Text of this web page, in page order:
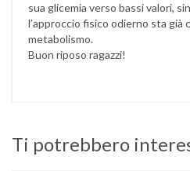
sua glicemia verso bassi valori,
l’approccio fisico odierno sta già
metabolismo.
Buon riposo ragazzi!
Ti potrebbero